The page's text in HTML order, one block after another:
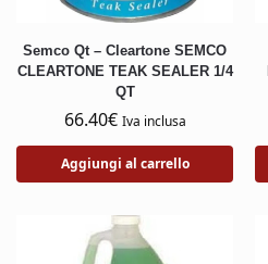
Semco Qt – Cleartone SEMCO
CLEARTONE TEAK SEALER 1/4
QT
66.40€ Iva inclusa
Aggiungi al carrello